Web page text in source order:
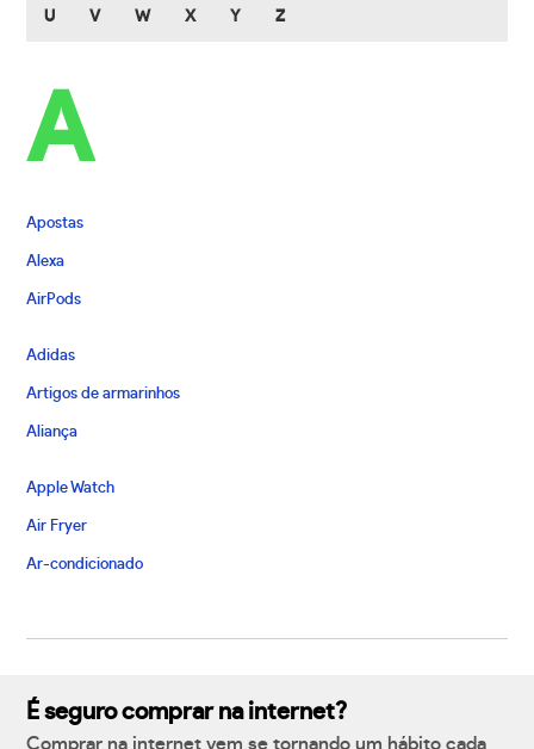
U V W X Y Z
A
Apostas
Alexa
AirPods
Adidas
Artigos de armarinhos
Aliança
Apple Watch
Air Fryer
Ar-condicionado
É seguro comprar na internet?
Comprar na internet vem se tornando um hábito cada